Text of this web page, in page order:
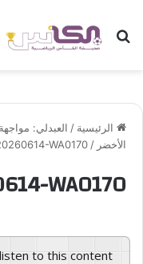
بحث عن
الرئيسية / العبدلي:
الأخضر /
WA0170
WA0170
listen to this content